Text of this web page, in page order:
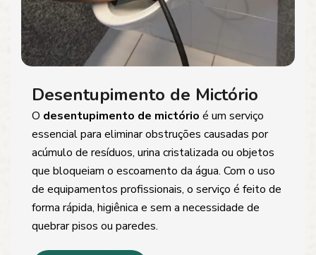
Desentupimento de Mictório
O desentupimento de mictório é um serviço
essencial para eliminar obstruções causadas por
acúmulo de resíduos, urina cristalizada ou objetos
que bloqueiam o escoamento da água. Com o uso
de equipamentos profissionais, o serviço é feito de
forma rápida, higiênica e sem a necessidade de
quebrar pisos ou paredes.